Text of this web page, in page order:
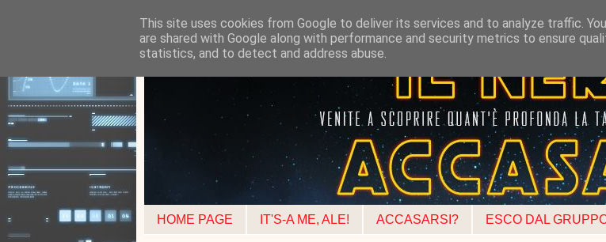
HOME PAGE IT'S-A ME, ALE! ACCASARSI? ESCO DAL
This site uses cookies from Google to deliver its services and to analyze traffic.
are shared with Google along with performance and security metrics to ensure
statistics, and to detect and address abuse.